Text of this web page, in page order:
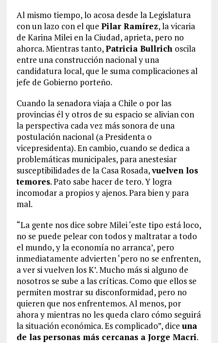
Al mismo tiempo, lo acosa desde la Legislatura
con un lazo con el que Pilar Ramírez, la vicaria
de Karina Milei en la Ciudad, aprieta, pero no
ahorca. Mientras tanto,Patricia Bullrich oscila
entre una construcción nacional y una
candidatura local, que le suma complicaciones al
jefe de Gobierno porteño.
Cuando la senadora viaja a Chile o por las
provincias él y otros de su espacio se alivian con
la perspectiva cada vez más sonora de una
postulación nacional (a Presidenta o
vicepresidenta). En cambio, cuando se dedica a
problemáticas municipales, para anestesiar
susceptibilidades de la Casa Rosada,vuelven los
temores. Pato sabe hacer de tero. Y logra
incomodar a propios y ajenos. Para bien y para
mal.
“La gente nos dice sobre Milei ‘este tipo está loco,
no se puede pelear con todos y maltratar a todo
el mundo, y la economía no arranca’, pero
inmediatamente advierten ‘pero no se enfrenten,
a ver si vuelven los K’. Mucho más si alguno de
nosotros se sube a las críticas. Como que ellos se
permiten mostrar su disconformidad, pero no
quieren que nos enfrentemos. Al menos, por
ahora y mientras no les queda claro cómo seguirá
la situación económica. Es complicado”, dice una
de las personas más cercanas a Jorge Macri.